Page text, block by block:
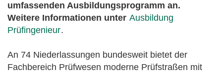
umfassenden Ausbildungsprogramm an.
Weitere Informationen unter Ausbildung
Prüfingenieur.
An 74 Niederlassungen bundesweit bietet der
Fachbereich Prüfwesen moderne Prüfstraßen mit